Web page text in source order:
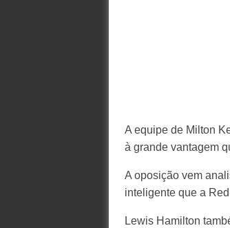
A equipe de Milton
à grande vantagem
A oposição vem
inteligente que a
Lewis Hamilton